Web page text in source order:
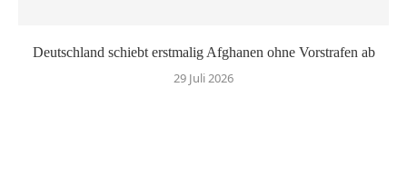
Deutschland schiebt erstmalig Afghanen ohne Vorstrafen ab
29 Juli 2026